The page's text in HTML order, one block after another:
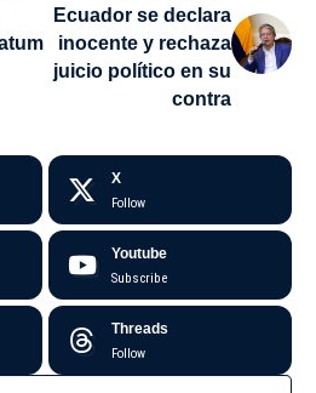
Ecuador se declara
inocente y rechaza
juicio político en su
contra
X
Follow
Youtube
Subscribe
Threads
Follow